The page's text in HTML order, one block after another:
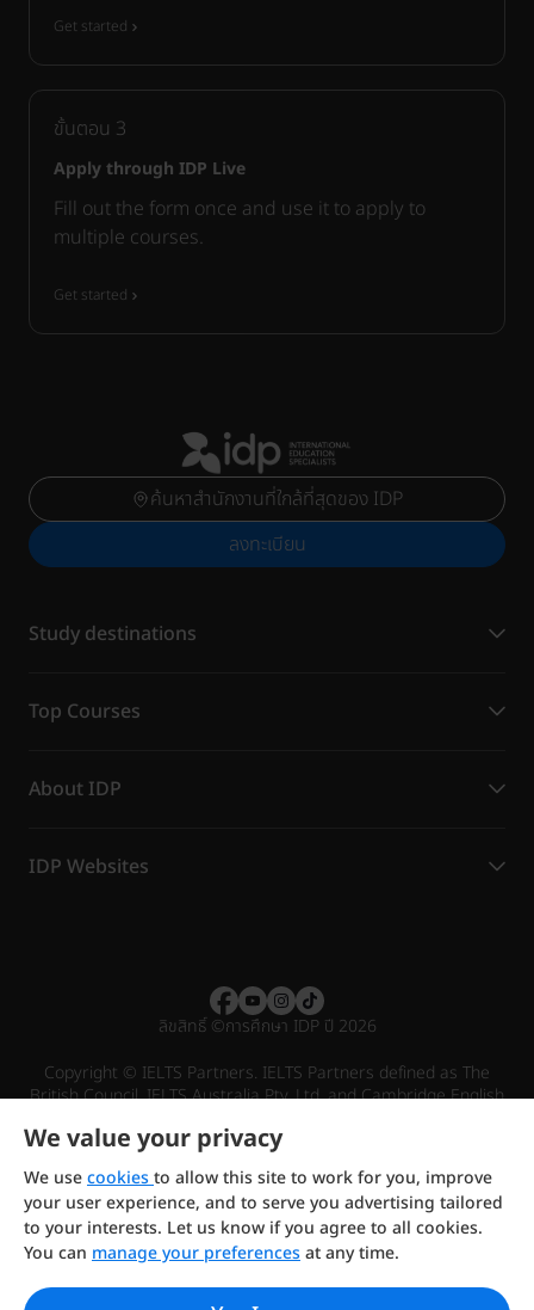
Get started
ขั้นตอน 3
Apply through IDP Live
Fill out the form once and use it to apply to
multiple courses.
Get started
ค้นหาสำนักงานที่ใกล้ที่สุดของ IDP
ลงทะเบียน
Study destinations
Top Courses
About IDP
IDP Websites
ลิขสิทธิ์©การศึกษา IDP ปี 2026
Copyright © IELTS Partners. IELTS Partners defined as The
British Council, IELTS Australia Pty. Ltd. and Cambridge English
Investors
Terms of use Privacy policy Disclaimer
We value your privacy
We usecookiesto allow this site to work for you, improve
your user experience, and to serve you advertising tailored
to your interests. Let us know if you agree to all cookies.
You can manage your preferencesat any time.